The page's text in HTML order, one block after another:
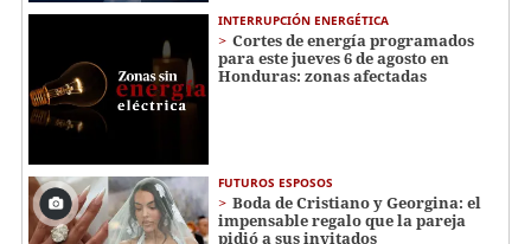
INTERRUPCIÓN ENERGÉTICA
Cortes de energía programados
para este jueves 6 de agosto en
Honduras: zonas afectadas
FUTUROS ESPOSOS
Boda de Cristiano y Georgina: el
impensable regalo que la pareja
pidió a sus invitados